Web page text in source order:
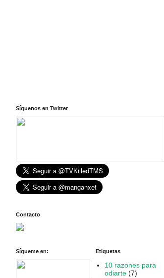
Síguenos en Twitter
Contacto
Sígueme en: Etiquetas
10 razones para
odiarte (7)